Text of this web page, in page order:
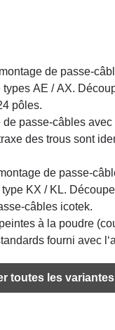
de passe-
AE / AX.
pôles.
passe-câbles avec
des trous sont
de passe-
KX / KL.
câbles icotek.
à la poudre
fourni avec
toutes les variantes